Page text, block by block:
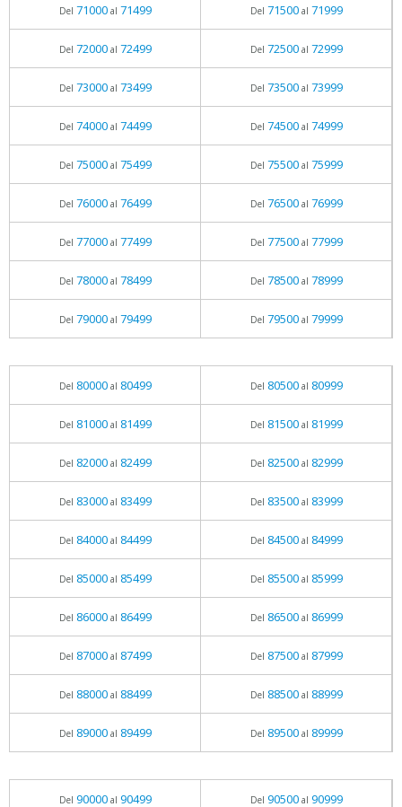
Del 71000al 71499 Del 71500al 71999
Del 72000al 72499 Del 72500al 72999
Del 73000al 73499 Del 73500al 73999
Del 74000al 74499 Del 74500al 74999
Del 75000al 75499 Del 75500al 75999
Del 76000al 76499 Del 76500al 76999
Del 77000al 77499 Del 77500al 77999
Del 78000al 78499 Del 78500al 78999
Del 79000al 79499 Del 79500al 79999
Del 80000al 80499 Del 80500al 80999
Del 81000al 81499 Del 81500al 81999
Del 82000al 82499 Del 82500al 82999
Del 83000al 83499 Del 83500al 83999
Del 84000al 84499 Del 84500al 84999
Del 85000al 85499 Del 85500al 85999
Del 86000al 86499 Del 86500al 86999
Del 87000al 87499 Del 87500al 87999
Del 88000al 88499 Del 88500al 88999
Del 89000al 89499 Del 89500al 89999
Del 90000al 90499 Del 90500al 90999